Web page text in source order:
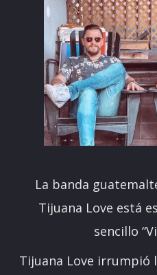
La banda
Tijuana Love está
sencillo
Tijuana Love irrumpió